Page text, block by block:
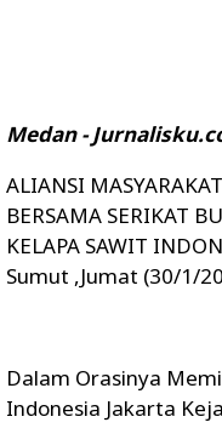
Medan -
ALIANSI
BERSAMA SERIKAT
KELAPA SAWIT
Sumut ,Jumat (30/1/
Dalam Orasinya
Indonesia Jakarta